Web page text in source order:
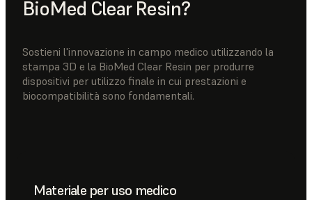
BioMed Clear Resin?
Sostieni l'innovazione in campo medico utilizzando la
stampa 3D e la BioMed Clear Resin per produrre
dispositivi per utilizzo finale in cui prestazioni e
biocompatibilità sono fondamentali.
Materiale per uso medico